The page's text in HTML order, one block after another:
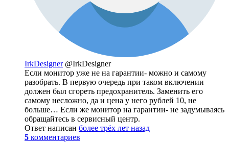
IrkDesigner @IrkDesigner
Если монитор уже не на гарантии- можно и самому
разобрать. В первую очередь при таком включении
должен был сгореть предохранитель. Заменить его
самому несложно, да и цена у него рублей 10, не
больше… Если же монитор на гарантии- не задумываясь
обращайтесь в сервисный центр.
Ответ написан более трёх лет назад
5 комментариев